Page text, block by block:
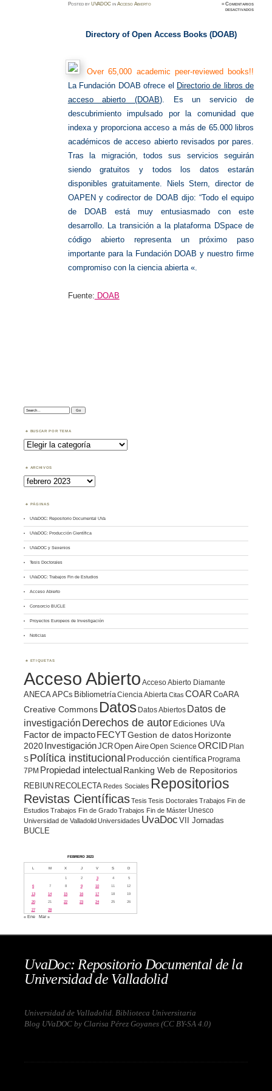
PostedbyUVADOC inAcceso Abierto ≈Comentarios
desactivadosen
Directory of Open Access Books (DOAB)
Over 65,000 academic peer-reviewed books!!
La Fundación DOAB ofrece el Directorio de libros de
acceso abierto (DOAB). Es un servicio de
descubrimiento impulsado por la comunidad que
indexa y proporciona acceso a más de 65.000 libros
académicos de acceso abierto revisados ​​por pares.
Tras la migración, todos sus servicios seguirán
siendo gratuitos y todos los datos estarán
disponibles gratuitamente. Niels Stern, director de
OAPEN y codirector de DOAB dijo: “Todo el equipo
de DOAB está muy entusiasmado con este
desarrollo. La transición a la plataforma DSpace de
código abierto representa un próximo paso
importante para la Fundación DOAB y nuestro firme
compromiso con la ciencia abierta «.
Fuente: DOAB
Search:
BUSCAR POR TEMA
Buscar
por
Tema
ARCHIVOS
Archivos
PÁGINAS
UVaDOC: Repositorio Documental UVa
UVaDOC: Producción Científica
UVaDOC y Sexenios
Tesis Doctorales
UVaDOC: Trabajos Fin de Estudios
Acceso Abierto
Consorcio BUCLE
Proyectos Europeos de Investigación
Noticias
ETIQUETAS
Acceso Abierto Acceso Abierto Diamante
ANECA APCs BibliometríaCiencia Abierta Citas COAR CoARA
Creative Commons Datos Datos Abiertos Datos de
investigación Derechos de autor Ediciones UVa
Factor de impacto FECYTGestion de datosHorizonte
2020 InvestigaciónJCROpen AireOpen Science ORCID Plan
S Política institucional Producción científica Programa
7PM Propiedad intelectualRanking Web de Repositorios
REBIUN RECOLECTA Redes Sociales Repositorios
Revistas CientíficasTesis Tesis Doctorales Trabajos Fin de
Estudios Trabajos Fin de GradoTrabajos Fin de Máster Unesco
Universidad de ValladolidUniversidades UvaDoc VII Jornadas
BUCLE
FEBRERO 2023
L M X J V S D
1 2 3 4
5
6
7 8 9 10 11
12
13
14 15 16 17 18
19
20
21 22 23 24 25
26
27
28
« Ene Mar »
UvaDoc: Repositorio Documental de la
Universidad de Valladolid
Universidad de Valladolid. Biblioteca Universitaria
Blog UVaDOC by Clarisa Pérez Goyanes (CC BY-SA 4.0)